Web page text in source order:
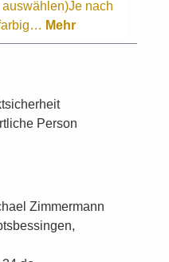
nach
Mehr
Person
Zimmermann